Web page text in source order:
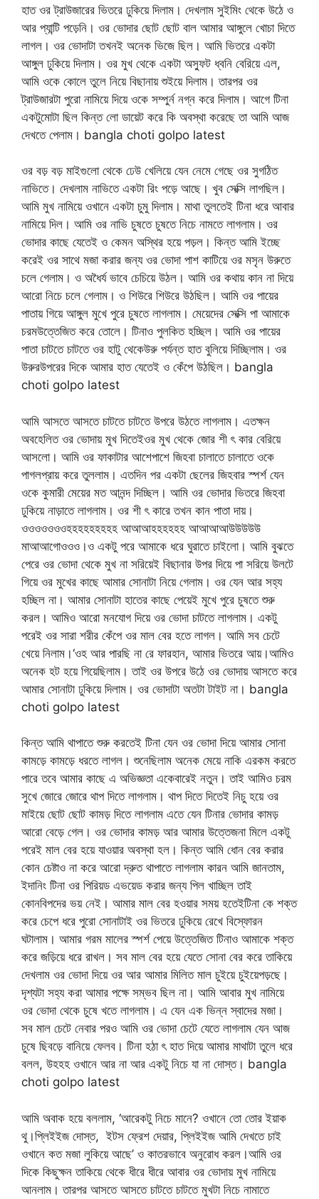
হাত ওর ট্রাউজারের ভিতরে ঢুকিয়ে দিলাম। দেখলাম সুইমিং থেকে উঠে ও
আর প্যান্টি পড়েনি। ওর ভোদার ছোট ছোট বাল আমার আঙ্গুলে খোচা দিতে
লাগল। ওর ভোদাটা তখনই অনেক ভিজে ছিল। আমি ভিতরে একটা
আঙ্গুল ঢুকিয়ে দিলাম। ওর মুখ থেকে একটা অস্ফুট ধ্বনি বেরিয়ে এল,
আমি ওকে কোলে তুলে নিয়ে বিছানায় শুইয়ে দিলাম। তারপর ওর
ট্রাউজারটা পুরো নামিয়ে দিয়ে ওকে সম্পুর্ন নগ্ন করে দিলাম। আগে টিনা
একটুমোটা ছিল কিন্ত লো ডায়েট করে কি অবস্থা করেছে তা আমি আজ
দেখতে পেলাম। bangla choti golpo latest
ওর বড় বড় মাইগুলো থেকে ঢেউ খেলিয়ে যেন নেমে গেছে ওর সুগঠিত
নাভিতে। দেখলাম নাভিতে একটা রিং পড়ে আছে। খুব সেক্সি লাগছিল।
আমি মুখ নামিয়ে ওখানে একটা চুমু দিলাম। মাথা তুলতেই টিনা ধরে আবার
নামিয়ে দিল। আমি ওর নাভি চুষতে চুষতে নিচে নামতে লাগলাম। ওর
ভোদার কাছে যেতেই ও কেমন অস্থির হয়ে পড়ল। কিন্ত আমি ইচ্ছে
করেই ওর সাথে মজা করার জন্য ওর ভোদা পাশ কাটিয়ে ওর মসৃন উরুতে
চলে গেলাম। ও অধৈর্য ভাবে চেচিয়ে উঠল। আমি ওর কথায় কান না দিয়ে
আরো নিচে চলে গেলাম। ও শিউরে শিউরে উঠছিল। আমি ওর পায়ের
পাতায় গিয়ে আঙ্গুল মুখে পুরে চুষতে লাগলাম। মেয়েদের সেক্সি পা আমাকে
চরমউত্তেজিত করে তোলে। টিনাও পুলকিত হচ্ছিল। আমি ওর পায়ের
পাতা চাটতে চাটতে ওর হাটু থেকেউরু পর্যন্ত হাত বুলিয়ে দিচ্ছিলাম। ওর
উরুরউপরের দিকে আমার হাত যেতেই ও কেঁপে উঠছিল। bangla
choti golpo latest
আমি আসতে আসতে চাটতে চাটতে উপরে উঠতে লাগলাম। এতক্ষন
অবহেলিত ওর ভোদায় মুখ দিতেইওর মুখ থেকে জোর শী ৎ কার বেরিয়ে
আসলো। আমি ওর ফাকাটার আশেপাশে জিহবা চালাতে চালাতে ওকে
পাগলপ্রায় করে তুললাম। এতদিন পর একটা ছেলের জিহবার স্পর্শ যেন
ওকে কুমারী মেয়ের মত আনন্দ দিচ্ছিল। আমি ওর ভোদার ভিতরে জিহবা
ঢুকিয়ে নাড়াতে লাগলাম। ওর শী ৎ কারে তখন কান পাতা দায়।
ওওওওওওওহহহহহহহহহ আআআহহহহহহ আআআআউউউউউ
মাআআগোওওও।ও একটু পরে আমাকে ধরে ঘুরাতে চাইলো। আমি বুঝতে
পেরে ওর ভোদা থেকে মুখ না সরিয়েই বিছানার উপর দিয়ে পা সরিয়ে উলটে
গিয়ে ওর মুখের কাছে আমার সোনাটা নিয়ে গেলাম। ওর যেন আর সহ্য
হচ্ছিল না। আমার সোনাটা হাতের কাছে পেয়েই মুখে পুরে চুষতে শুরু
করল। আমিও আরো মনযোগ দিয়ে ওর ভোদা চাটতে লাগলাম। একটু
পরেই ওর সারা শরীর কেঁপে ওর মাল বের হতে লাগল। আমি সব চেটে
খেয়ে নিলাম।‘ওহ আর পারছি না রে ফারহান, আমার ভিতরে আয়।আমিও
অনেক হট হয়ে গিয়েছিলাম। তাই ওর উপরে উঠে ওর ভোদায় আসতে করে
আমার সোনাটা ঢুকিয়ে দিলাম। ওর ভোদাটা অতটা টাইট না। bangla
choti golpo latest
কিন্ত আমি থাপাতে শুরু করতেই টিনা যেন ওর ভোদা দিয়ে আমার সোনা
কামড়ে কামড়ে ধরতে লাগল। শুনেছিলাম অনেক মেয়ে নাকি এরকম করতে
পারে তবে আমার কাছে এ অভিজ্ঞতা একেবারেই নতুন। তাই আমিও চরম
সুখে জোরে জোরে থাপ দিতে লাগলাম। থাপ দিতে দিতেই নিচু হয়ে ওর
মাইয়ে ছোট ছোট কামড় দিতে লাগলাম এতে যেন টিনার ভোদার কামড়
আরো বেড়ে গেল। ওর ভোদার কামড় আর আমার উত্তেজনা মিলে একটু
পরেই মাল বের হয়ে যাওয়ার অবস্থা হল। কিন্ত আমি ধোন বের করার
কোন চেষ্টাও না করে আরো দ্রুত থাপাতে লাগলাম কারন আমি জানতাম,
ইদানিং টিনা ওর পিরিয়ড এভয়েড করার জন্য পিল খাচ্ছিল তাই
কোনবিপদের ভয় নেই। আমার মাল বের হওয়ার সময় হতেইটিনা কে শক্ত
করে চেপে ধরে পুরো সোনাটাই ওর ভিতরে ঢুকিয়ে রেখে বিস্ফোরন
ঘটালাম। আমার গরম মালের স্পর্শ পেয়ে উত্তেজিত টিনাও আমাকে শক্ত
করে জড়িয়ে ধরে রাখল। সব মাল বের হয়ে যেতে সোনা বের করে তাকিয়ে
দেখলাম ওর ভোদা দিয়ে ওর আর আমার মিলিত মাল চুইয়ে চুইয়েপড়ছে।
দৃশ্যটা সহ্য করা আমার পক্ষে সম্ভব ছিল না। আমি আবার মুখ নামিয়ে
ওর ভোদা থেকে চুষে খতে লাগলাম। এ যেন এক ভিন্ন স্বাদের মজা।
সব মাল চেটে নেবার পরও আমি ওর ভোদা চেটে যেতে লাগলাম যেন আজ
চুষে ছিবড়ে বানিয়ে ফেলব। টিনা হঠা ৎ হাত দিয়ে আমার মাথাটা তুলে ধরে
বলল, উহহহ ওখানে আর না আর একটু নিচে যা না দোস্ত। bangla
choti golpo latest
আমি অবাক হয়ে বললাম, ‘আরেকটু নিচে মানে? ওখানে তো তোর ইয়াক
থু।প্লিইইজ দোস্ত, ইটস ফ্রেশ দেয়ার, প্লিইইজ আমি দেখতে চাই
ওখানে কত মজা লুকিয়ে আছে’ ও কাতরভাবে অনুরোধ করল।আমি ওর
দিকে কিছুক্ষন তাকিয়ে থেকে ধীরে ধীরে আবার ওর ভোদায় মুখ নামিয়ে
আনলাম। তারপর আসতে আসতে চাটতে চাটতে মুখটা নিচে নামাতে